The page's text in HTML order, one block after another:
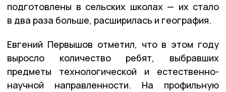
подготовлены в сельских школах — их стало
в два раза больше, расширилась и география.
Евгений Первышов отметил, что в этом году
выросло количество ребят, выбравших
предметы технологической и естественно-
научной направленности. На профильную